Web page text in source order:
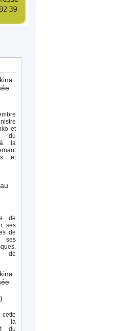
et
du
à la
et
de
ses
de
ses
de
la
du